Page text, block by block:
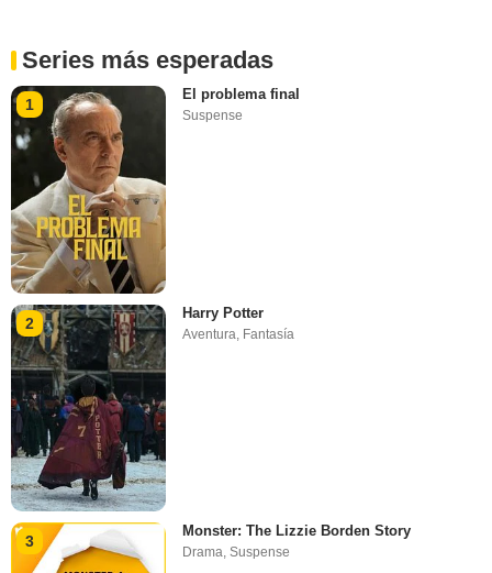
Series más esperadas
1
El problema final
Suspense
2
Harry Potter
Aventura Fantasía
3
Monster: The Lizzie Borden Story
Drama,Suspense